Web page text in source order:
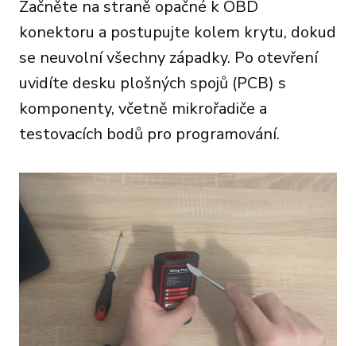
Začněte na straně opačné k OBD
konektoru a postupujte kolem krytu, dokud
se neuvolní všechny západky. Po otevření
uvidíte desku plošných spojů (PCB) s
komponenty, včetně mikrořadiče a
testovacích bodů pro programování.